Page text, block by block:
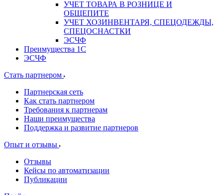
УЧЕТ ТОВАРА В РОЗНИЦЕ И
ОБЩЕПИТЕ
УЧЕТ ХОЗИНВЕНТАРЯ, СПЕЦОДЕЖДЫ,
СПЕЦОСНАСТКИ
ЭСЧФ
Преимущества 1С
ЭСЧФ
Стать партнером
Партнерская сеть
Как стать партнером
Требования к партнерам
Наши преимущества
Поддержка и развитие партнеров
Опыт и отзывы
Отзывы
Кейсы по автоматизации
Публикации